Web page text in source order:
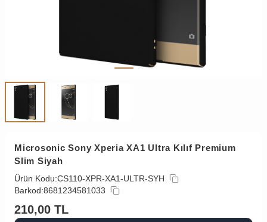
Microsonic Sony Xperia XA1 Ultra Kılıf Premium
Slim Siyah
Ürün Kodu:CS110-XPR-XA1-ULTR-SYH
Barkod:8681234581033
210,00 TL